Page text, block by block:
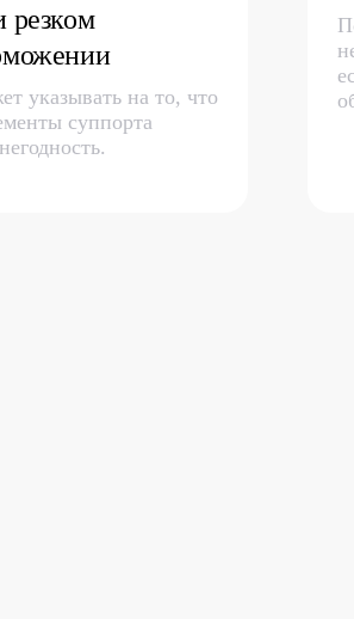
резком
указывать на то, что
суппорта